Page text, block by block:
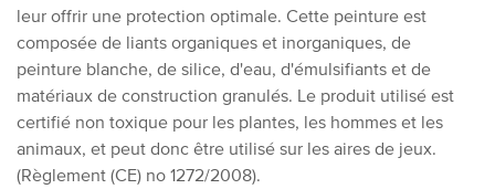
leur offrir une protection optimale. Cette peinture est
composée de liants organiques et inorganiques, de
peinture blanche, de silice, d'eau, d'émulsifiants et de
matériaux de construction granulés. Le produit utilisé est
certifié non toxique pour les plantes, les hommes et les
animaux, et peut donc être utilisé sur les aires de jeux.
(Règlement (CE) no 1272/2008).